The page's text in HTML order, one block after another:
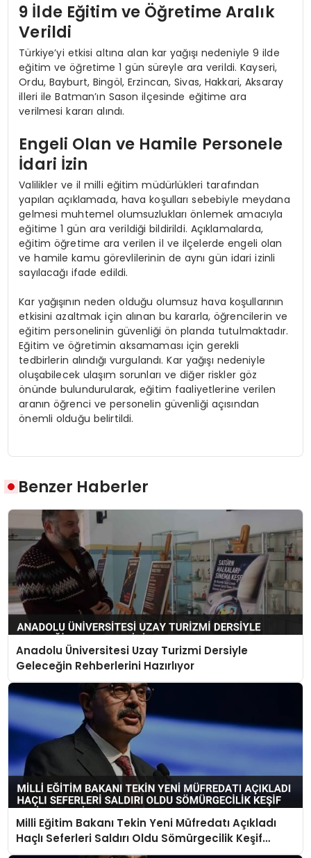
9 İlde Eğitim ve Öğretime Aralık
Verildi
Türkiye’yi etkisi altına alan kar yağışı nedeniyle 9 ilde
eğitim ve öğretime 1 gün süreyle ara verildi. Kayseri,
Ordu, Bayburt, Bingöl, Erzincan, Sivas, Hakkari, Aksaray
illeri ile Batman’ın Sason ilçesinde eğitime ara
verilmesi kararı alındı.
Engeli Olan ve Hamile Personele
İdari İzin
Valilikler ve il milli eğitim müdürlükleri tarafından
yapılan açıklamada, hava koşulları sebebiyle meydana
gelmesi muhtemel olumsuzlukları önlemek amacıyla
eğitime 1 gün ara verildiği bildirildi. Açıklamalarda,
eğitim öğretime ara verilen il ve ilçelerde engeli olan
ve hamile kamu görevlilerinin de aynı gün idari izinli
sayılacağı ifade edildi.
Kar yağışının neden olduğu olumsuz hava koşullarının
etkisini azaltmak için alınan bu kararla, öğrencilerin ve
eğitim personelinin güvenliği ön planda tutulmaktadır.
Eğitim ve öğretimin aksamaması için gerekli
tedbirlerin alındığı vurgulandı. Kar yağışı nedeniyle
oluşabilecek ulaşım sorunları ve diğer riskler göz
önünde bulundurularak, eğitim faaliyetlerine verilen
aranın öğrenci ve personelin güvenliği açısından
önemli olduğu belirtildi.
Benzer Haberler
Anadolu Üniversitesi Uzay Turizmi Dersiyle
Geleceğin Rehberlerini Hazırlıyor
Milli Eğitim Bakanı Tekin Yeni Müfredatı Açıkladı
Haçlı Seferleri Saldırı Oldu Sömürgecilik Keşif
Yerine Geçti